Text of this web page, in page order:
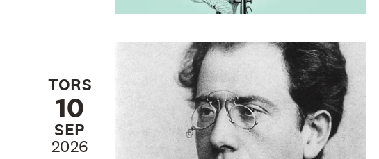
TORS
10
SEP
2026